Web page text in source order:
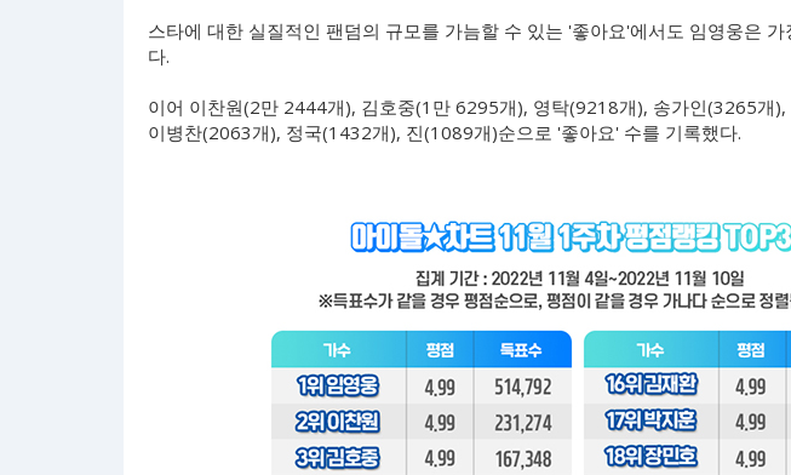
스타에 대한 실질적인 팬덤의 규모를 가늠할 수 있는 '좋아요'에서도 임영웅은
다.
이어 이찬원(2만 2444개), 김호중(1만 6295개), 영탁(9218개), 송가인(3265개
이병찬(2063개), 정국(1432개), 진(1089개)순으로 '좋아요' 수를 기록했다.